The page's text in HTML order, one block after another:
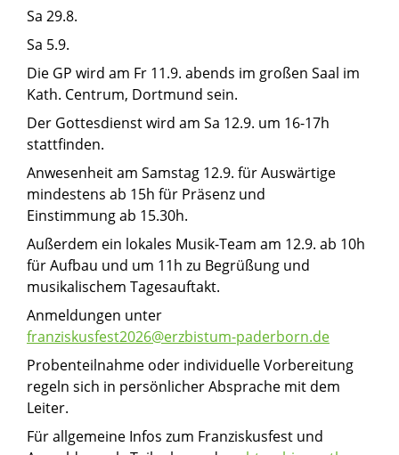
Sa 29.8.
Sa 5.9.
Die GP wird am Fr 11.9. abends im großen Saal im
Kath. Centrum, Dortmund sein.
Der Gottesdienstwird am Sa 12.9. um 16-17h
stattfinden.
Anwesenheit am Samstag 12.9. für Auswärtige
mindestens ab 15h für Präsenz und
Einstimmungab 15.30h.
Außerdem ein lokales Musik-Team am 12.9. ab 10h
für Aufbau und um 11h zu Begrüßung und
musikalischem Tagesauftakt.
Anmeldungen unter
franziskusfest2026@erzbistum-paderborn.de
Probenteilnahme oder individuelle Vorbereitung
regeln sich in persönlicher Absprache mit dem
Leiter.
Für allgemeine Infos zum Franziskusfest und